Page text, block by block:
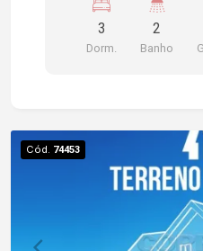
perfeita para você e sua
oportunidade de viver
aconchegante e bem
3
Dorm.
2
Banho
Cód. 74453